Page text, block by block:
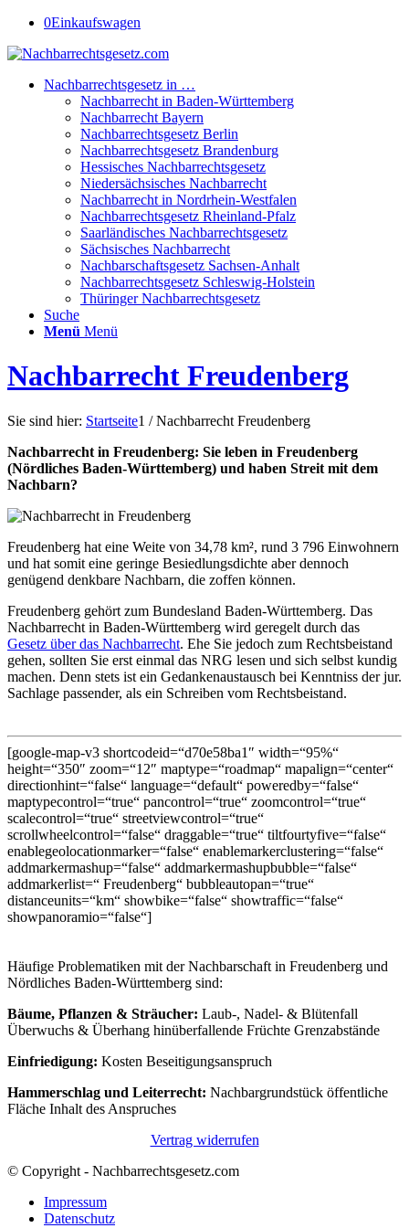
0Einkaufswagen
Nachbarrechtsgesetz in …
Nachbarrecht in Baden-Württemberg
Nachbarrecht Bayern
Nachbarrechtsgesetz Berlin
Nachbarrechtsgesetz Brandenburg
Hessisches Nachbarrechtsgesetz
Niedersächsisches Nachbarrecht
Nachbarrecht in Nordrhein-Westfalen
Nachbarrechtsgesetz Rheinland-Pfalz
Saarländisches Nachbarrechtsgesetz
Sächsisches Nachbarrecht
Nachbarschaftsgesetz Sachsen-Anhalt
Nachbarrechtsgesetz Schleswig-Holstein
Thüringer Nachbarrechtsgesetz
Suche
Menü Menü
Nachbarrecht Freudenberg
Sie sind hier: Startseite1 / Nachbarrecht Freudenberg
Nachbarrecht in Freudenberg: Sie leben in Freudenberg
(Nördliches Baden-Württemberg) und haben Streit mit dem
Nachbarn?
Freudenberg hat eine Weite von 34,78 km², rund 3 796 Einwohnern
und hat somit eine geringe Besiedlungsdichte aber dennoch
genügend denkbare Nachbarn, die zoffen können.
Freudenberg gehört zum Bundesland Baden-Württemberg. Das
Nachbarrecht in Baden-Württemberg wird geregelt durch das
Gesetz über das Nachbarrecht. Ehe Sie jedoch zum Rechtsbeistand
gehen, sollten Sie erst einmal das NRG lesen und sich selbst kundig
machen. Denn stets ist ein Gedankenaustausch bei Kenntniss der jur.
Sachlage passender, als ein Schreiben vom Rechtsbeistand.
[google-map-v3 shortcodeid=“d70e58ba1″ width=“95%“
height=“350″ zoom=“12″ maptype=“roadmap“ mapalign=“center“
directionhint=“false“ language=“default“ poweredby=“false“
maptypecontrol=“true“ pancontrol=“true“ zoomcontrol=“true“
scalecontrol=“true“ streetviewcontrol=“true“
scrollwheelcontrol=“false“ draggable=“true“ tiltfourtyfive=“false“
enablegeolocationmarker=“false“ enablemarkerclustering=“false“
addmarkermashup=“false“ addmarkermashupbubble=“false“
addmarkerlist=“ Freudenberg“ bubbleautopan=“true“
distanceunits=“km“ showbike=“false“ showtraffic=“false“
showpanoramio=“false“]
Häufige Problematiken mit der Nachbarschaft in Freudenberg und
Nördliches Baden-Württemberg sind:
Bäume, Pflanzen & Sträucher: Laub-, Nadel- & Blütenfall
Überwuchs & Überhang hinüberfallende Früchte Grenzabstände
Einfriedigung: Kosten Beseitigungsanspruch
Hammerschlag und Leiterrecht: Nachbargrundstück öffentliche
Fläche Inhalt des Anspruches
Vertrag widerrufen
© Copyright - Nachbarrechtsgesetz.com
Impressum
Datenschutz